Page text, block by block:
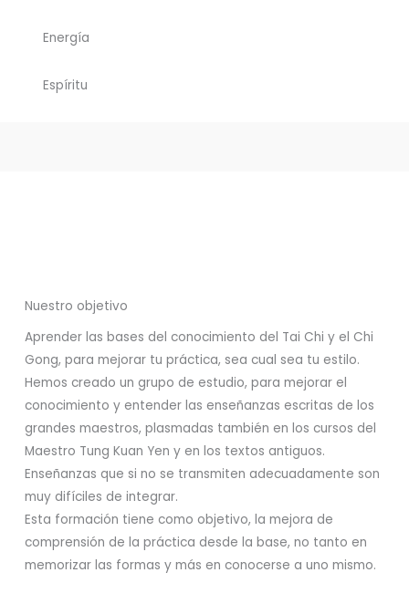
Energía
Espíritu
Nuestro objetivo
Aprender las bases del conocimiento del Tai Chi y el Chi
Gong, para mejorar tu práctica, sea cual sea tu estilo.
Hemos creado un grupo de estudio, para mejorar el
conocimiento y entender las enseñanzas escritas de los
grandes maestros, plasmadas también en los cursos del
Maestro Tung Kuan Yen y en los textos antiguos.
Enseñanzas que si no se transmiten adecuadamente son
muy difíciles de integrar.
Esta formación tiene como objetivo, la mejora de
comprensión de la práctica desde la base, no tanto en
memorizar las formas y más en conocerse a uno mismo.